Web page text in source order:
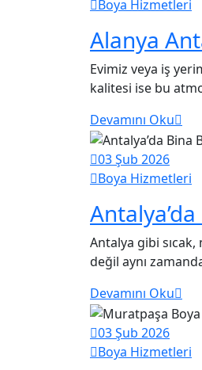
Boya Hizmetleri
Alanya
Evimiz veya iş
kalitesi ise bu
Devamını Oku
03 Şub 2026
Boya Hizmetleri
Antalya gibi
değil aynı
Devamını Oku
03 Şub 2026
Boya Hizmetleri